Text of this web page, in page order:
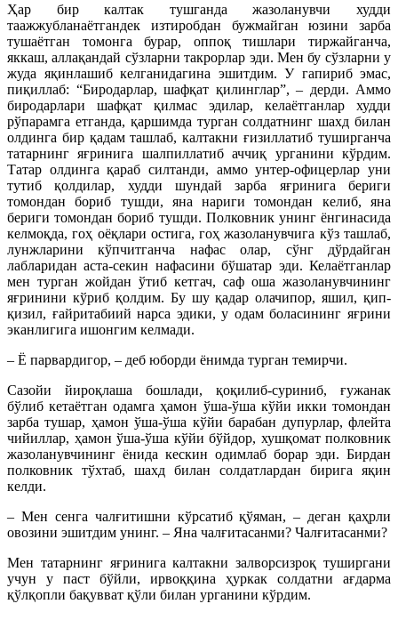
Ҳар бир калтак тушганда жазоланувчи худди
таажжубланаётгандек изтиробдан бужмайган юзини зарба
тушаётган томонга бурар, оппоқ тишлари тиржайганча,
яккаш, аллақандай сўзларни такрорлар эди. Мен бу сўзларни у
жуда яқинлашиб келганидагина эшитдим. У гапириб эмас,
пиқиллаб: “Биродарлар, шафқат қилинглар”, – дерди. Аммо
биродарлари шафқат қилмас эдилар, келаётганлар худди
рўпарамга етганда, қаршимда турган солдатнинг шахд билан
олдинга бир қадам ташлаб, калтакни ғизиллатиб туширганча
татарнинг яғринига шалпиллатиб аччиқ урганини кўрдим.
Татар олдинга қараб силтанди, аммо унтер-офицерлар уни
тутиб қолдилар, худди шундай зарба яғринига бериги
томондан бориб тушди, яна нариги томондан келиб, яна
бериги томондан бориб тушди. Полковник унинг ёнгинасида
келмоқда, гоҳ оёқлари остига, гоҳ жазоланувчига кўз ташлаб,
лунжларини кўпчитганча нафас олар, сўнг дўрдайган
лабларидан acтa-секин нафасини бўшатар эди. Келаётганлар
мен турган жойдан ўтиб кетгач, саф оша жазоланувчининг
яғринини кўриб қолдим. Бу шу қадар олачипор, яшил, қип-
қизил, ғайритабиий нарса эдики, у одам боласининг яғрини
эканлигига ишонгим келмади.
– Ё парвардигор, – деб юборди ёнимда турган темирчи.
Сазойи йироқлаша бошлади, қоқилиб-суриниб, ғужанак
бўлиб кетаётган одамга ҳамон ўша-ўша кўйи икки томондан
зарба тушар, ҳамон ўша-ўша кўйи барабан дупурлар, флейта
чийиллар, ҳамон ўша-ўша кўйи бўйдор, хушқомат полковник
жазоланувчининг ёнида кескин одимлаб борар эди. Бирдан
полковник тўхтаб, шахд билан солдатлардан бирига яқин
келди.
– Мен сенга чалғитишни кўрсатиб қўяман, – деган қаҳрли
овозини эшитдим унинг. – Яна чалғитасанми? Чалғитасанми?
Мен татарнинг яғринига калтакни залворсизроқ туширгани
учун у паст бўйли, ирвоққина ҳуркак солдатни ағдарма
қўлқопли бақувват қўли билан урганини кўрдим.